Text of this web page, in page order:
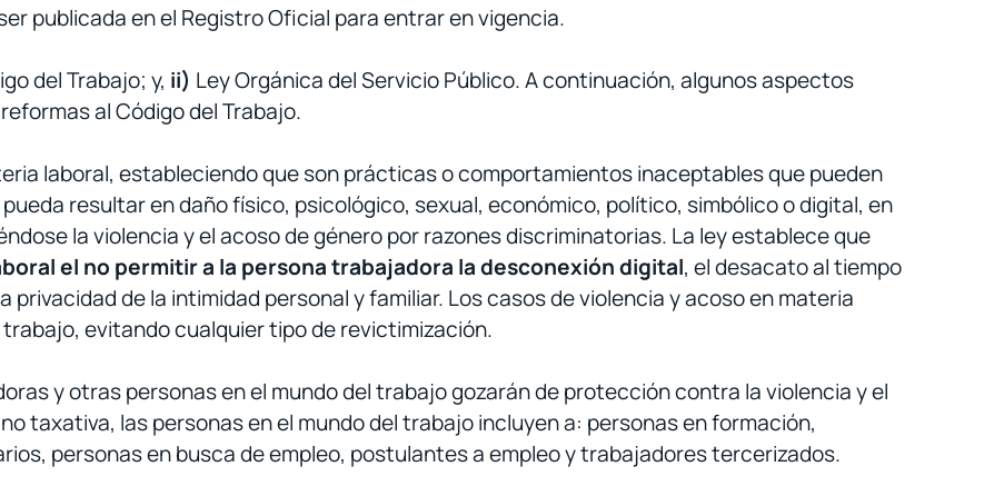
publicada en el Registro Oficial para entrar en vigencia.
del Trabajo; y, ii) Ley Orgánica del Servicio Público. A continuación, algunos aspectos
al Código del Trabajo.
laboral, estableciendo que son prácticas o comportamientos inaceptables que pueden
resultar en daño físico, psicológico, sexual, económico, político, simbólico o digital, en
la violencia y el acoso de género por razones discriminatorias. La ley establece que
el no permitir a la persona trabajadora la desconexión digital, el desacato al tiempo
privacidad de la intimidad personal y familiar. Los casos de violencia y acoso en materia
evitando cualquier tipo de revictimización.
y otras personas en el mundo del trabajo gozarán de protección contra la violencia y el
taxativa, las personas en el mundo del trabajo incluyen a: personas en formación,
personas en busca de empleo, postulantes a empleo y trabajadores tercerizados.